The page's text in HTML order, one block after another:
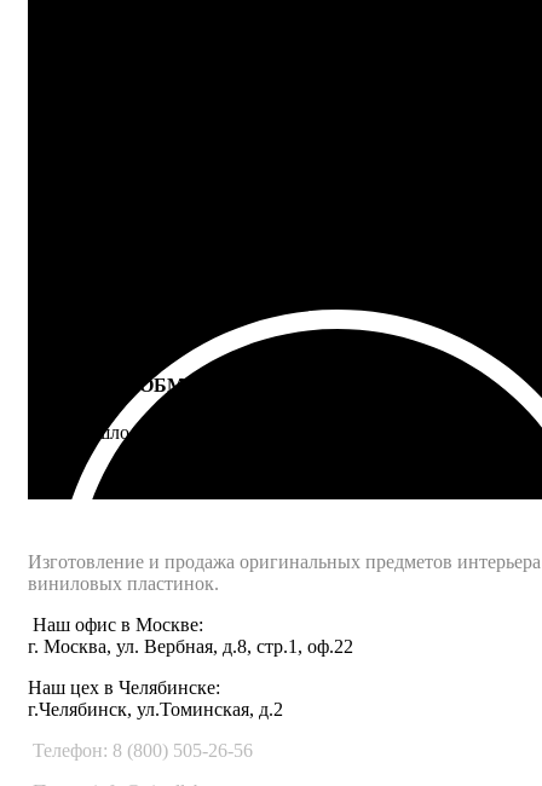
ВОЗВРАТ И ОБМЕН
Не подошло - вернем деньги
Изготовление и продажа оригинальных предметов
виниловых пластинок.
Наш офис в Москве:
г. Москва, ул. Вербная, д.8, стр.1, оф.22
Наш цех в Челябинске:
г.Челябинск, ул.Томинская, д.2
Телефон: 8 (800) 505-26-56